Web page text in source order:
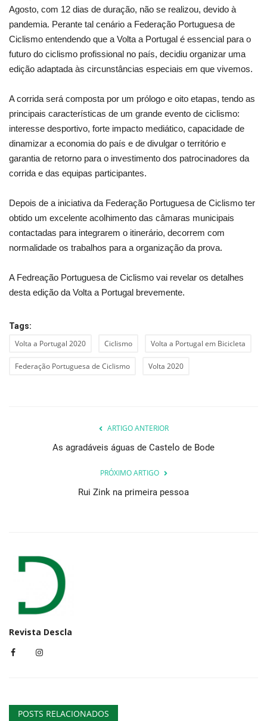
Ambiente
Agosto, com 12 dias de duração, não se realizou, devido à
pandemia. Perante tal cenário a Federação Portuguesa de
Ciclismo entendendo que a Volta a Portugal é essencial para o
futuro do ciclismo profissional no país, decidiu organizar uma
edição adaptada às circunstâncias especiais em que vivemos.
A corrida será composta por um prólogo e oito etapas, tendo as
principais características de um grande evento de ciclismo:
interesse desportivo, forte impacto mediático, capacidade de
dinamizar a economia do país e de divulgar o território e
garantia de retorno para o investimento dos patrocinadores da
corrida e das equipas participantes.
Depois de a iniciativa da Federação Portuguesa de Ciclismo ter
obtido um excelente acolhimento das câmaras municipais
contactadas para integrarem o itinerário, decorrem com
normalidade os trabalhos para a organização da prova.
A Fedreação Portuguesa de Ciclismo vai revelar os detalhes
desta edição da Volta a Portugal brevemente.
Tags:
Volta a Portugal 2020 Ciclismo Volta a Portugal em Bicicleta
Federação Portuguesa de Ciclismo Volta 2020
ARTIGO ANTERIOR
As agradáveis águas de Castelo de Bode
PRÓXIMO ARTIGO
Rui Zink na primeira pessoa
Revista Descla
POSTS RELACIONADOS